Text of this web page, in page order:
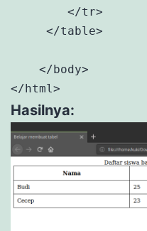
        </tr>
     </table>
    </body>
</html>
Hasilnya: